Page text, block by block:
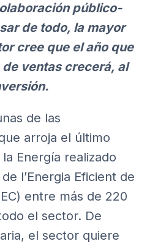
público-
de todo, la mayor
cree que el año que
ventas crecerá, al
de las
arroja el último
Energía realizado
l’Energia Eficient de
entre más de 220
el sector. De
el sector quiere